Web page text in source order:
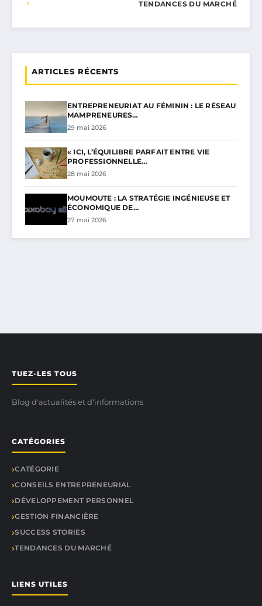
TENDANCES DU MARCHÉ
ARTICLES RÉCENTS
ENTREPRENEURIAT AU FÉMININ : LE RÉSEAU
MAMPRENEURES…
29 mai 2026
« ICI, L’ÉQUILIBRE PARFAIT ENTRE VIE
PROFESSIONNELLE…
28 mai 2026
MOUMOUTE : LA STRATÉGIE INGÉNIEUSE ET
ÉCONOMIQUE DE…
27 mai 2026
TUEZ-LES TOUS
Blog d'actualités et d'informations
CATÉGORIES
CATÉGORIE
CONSEILS ENTREPRENEURIAL
DÉVELOPPEMENT PERSONNEL
GESTION FINANCIÈRE
SUCCESS STORIES
TENDANCES DU MARCHÉ
LIENS UTILES